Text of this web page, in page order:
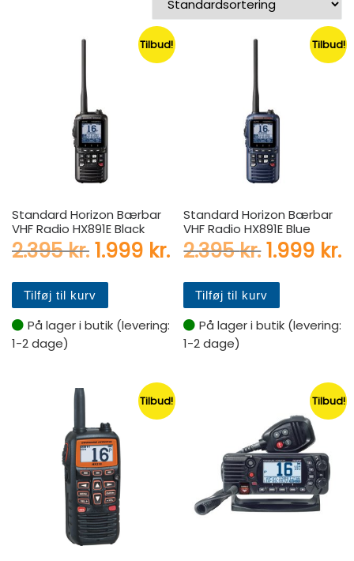
Tilbud!
Standard Horizon Bærbar
VHF Radio HX891E Black
2.395kr. Den oprindelige pris var:
1.999 kr.Den aktuelle pris
Tilføj til kurv
På lager i butik (levering:
1-2 dage)
Tilbud!
Standard Horizon Bærbar
VHF Radio HX891E Blue
2.395kr.Den
1.999 kr.
Tilføj til kurv
På lager i butik (levering:
1-2 dage)
Tilbud! Tilbud!